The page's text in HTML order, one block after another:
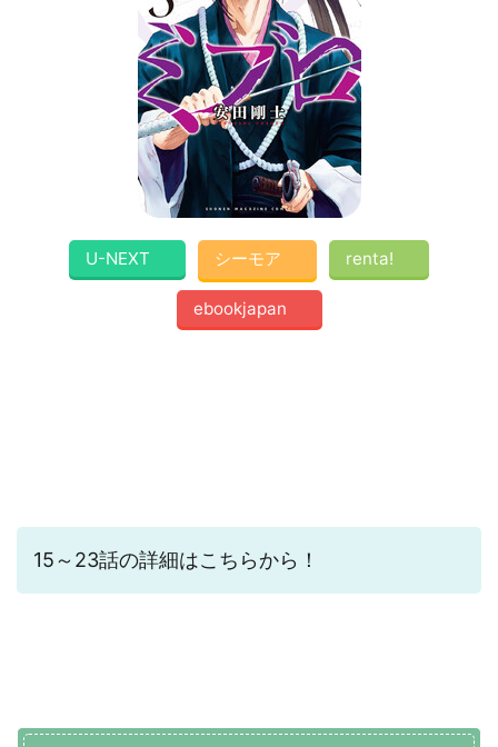
U-NEXT シーモア renta!
ebookjapan
15～23話の詳細はこちらから！